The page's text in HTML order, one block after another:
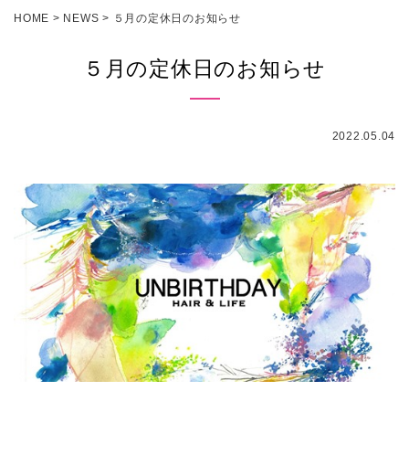
HOME > NEWS > ５月の定休日のお知らせ
５月の定休日のお知らせ
2022.05.04